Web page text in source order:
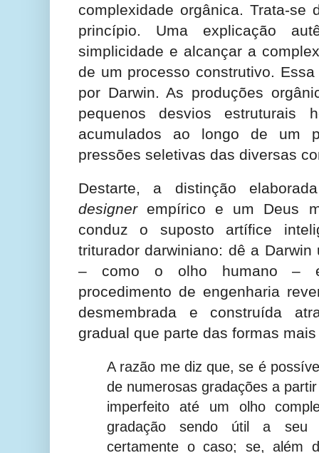
complexidade orgânica. Trata-se
princípio. Uma explicação
simplicidade e alcançar a
de um processo construtivo.
por Darwin. As produções
pequenos desvios estruturais
acumulados ao longo de um
pressões seletivas das diversas
Destarte, a distinção
designerempírico e um Deus
conduz o suposto artífice
triturador darwiniano: dê a
– como o olho humano –
procedimento de engenharia
desmembrada e construída
gradual que parte das formas
A razão me diz que, se é
de numerosas gradações a
imperfeito até um olho
gradação sendo útil a seu
certamente o caso; se, além